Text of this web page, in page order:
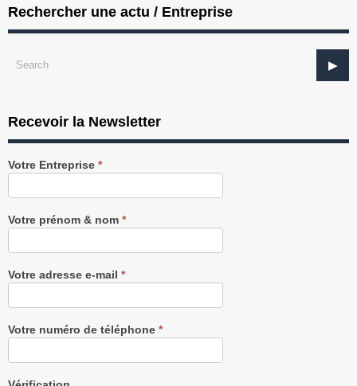
Rechercher une actu / Entreprise
Recevoir la Newsletter
Recevez
notre
gratuitement
Votre Entreprise *
Votre prénom & nom *
Votre adresse e-mail *
Votre numéro de téléphone *